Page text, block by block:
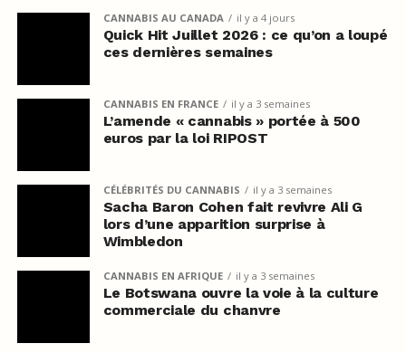
CANNABIS AU CANADA il y a 4 jours
Quick Hit Juillet 2026 : ce qu’on a loupé
ces dernières semaines
CANNABIS EN FRANCE il y a 3 semaines
L’amende « cannabis » portée à 500
euros par la loi RIPOST
CÉLÉBRITÉS DU CANNABIS il y a 3 semaines
Sacha Baron Cohen fait revivre Ali G
lors d’une apparition surprise à
Wimbledon
CANNABIS EN AFRIQUE il y a 3 semaines
Le Botswana ouvre la voie à la culture
commerciale du chanvre